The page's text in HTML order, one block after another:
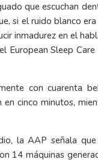
que escuchan
si el ruido blanco
inmadurez en el
European Sleep
con cuarenta
cinco minutos,
la AAP señala que
14 máquinas